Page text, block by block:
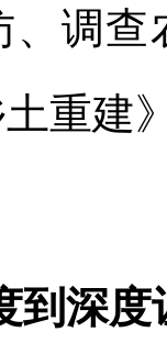
、调
重建
到深度